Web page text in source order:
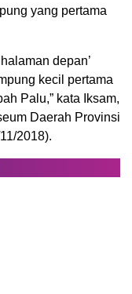
yang pertama
depan’
kecil pertama
Palu,” kata Iksam,
Daerah Provinsi
2018).